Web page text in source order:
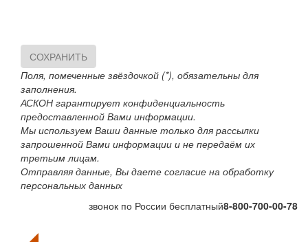
СОХРАНИТЬ
Поля, помеченные звёздочкой (*), обязательны для
заполнения.
АСКОН гарантирует конфиденциальность
предоставленной Вами информации.
Мы используем Ваши данные только для рассылки
запрошенной Вами информации и не передаём их
третьим лицам.
Отправляя данные, Вы даете согласие на обработку
персональных данных
звонок по России бесплатный8-800-700-00-78